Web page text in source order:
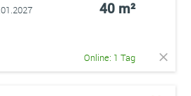
40 m²
Online: 1 Tag